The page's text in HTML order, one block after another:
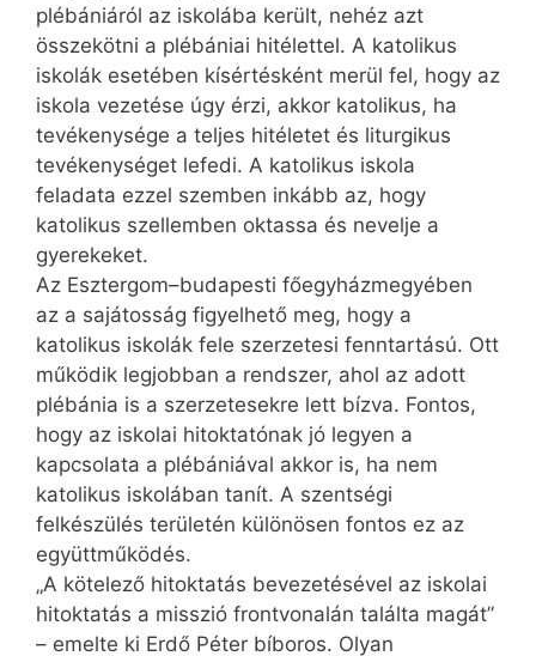
plébániáról az iskolába került, nehéz azt
összekötni a plébániai hitélettel. A katolikus
iskolák esetében kísértésként merül fel, hogy az
iskola vezetése úgy érzi, akkor katolikus, ha
tevékenysége a teljes hitéletet és liturgikus
tevékenységet lefedi. A katolikus iskola
feladata ezzel szemben inkább az, hogy
katolikus szellemben oktassa és nevelje a
gyerekeket.
Az Esztergom–budapesti főegyházmegyében
az a sajátosság figyelhető meg, hogy a
katolikus iskolák fele szerzetesi fenntartású. Ott
működik legjobban a rendszer, ahol az adott
plébánia is a szerzetesekre lett bízva. Fontos,
hogy az iskolai hit­oktatónak jó legyen a
kapcsolata a plébániával akkor is, ha nem
katolikus iskolában tanít. A szentségi
felkészülés területén különösen fontos ez az
együttműködés.
„A kötelező hitoktatás bevezetésével az iskolai
hitoktatás a misszió frontvonalán találta magát”
– emelte ki Erdő Péter bíboros. Olyan